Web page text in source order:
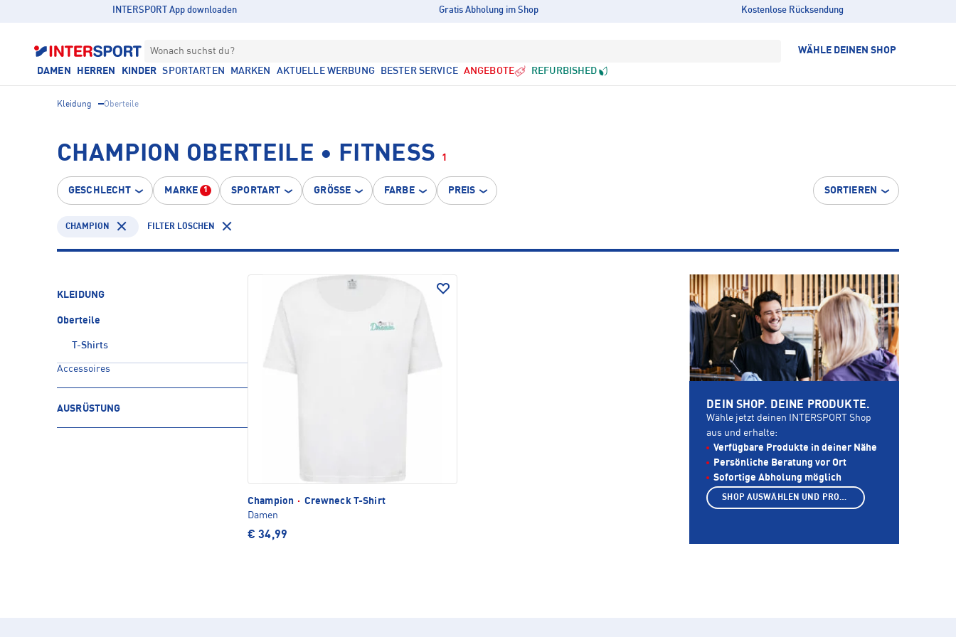
INTERSPORT App downloaden Gratis Abholung im Shop Kostenlose Rücksendung
Wonach suchst du? WÄHLE DEINEN SHOP
DAMEN HERREN KINDER SPORTARTEN MARKEN AKTUELLE WERBUNG BESTER SERVICE ANGEBOTE REFURBISHED
Kleidung Oberteile
CHAMPION OBERTEILE • FITNESS 1
GESCHLECHT MARKE 1 SPORTART GRÖSSE FARBE PREIS SORTIEREN
CHAMPION FILTER LÖSCHEN
KLEIDUNG
Oberteile
T-Shirts
Accessoires
AUSRÜSTUNG
Champion · Crewneck T-Shirt
Damen
€ 34,99
DEIN SHOP. DEINE PRODUKTE.
Wähle jetzt deinen INTERSPORT Shop
aus und erhalte:
Verfügbare Produkte in deiner Nähe
Persönliche Beratung vor Ort
Sofortige Abholung möglich
SHOP AUSWÄHLEN UND PRODUKTE ANZEIGEN